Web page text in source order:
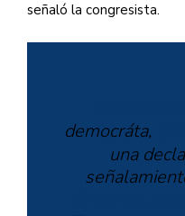
señaló la congresista.
democráta,
una